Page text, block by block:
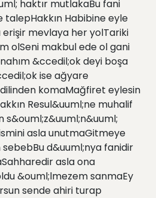
haktır mutlakaBu fani
talepHakkın Habibine eyle
erişir mevlaya her yolTariki
olSeni makbul ede ol gani
&ccedil;ok deyi boşa
ise ağyare
komaMağfiret eylesin
Resul&uuml;ne muhalif
s&ouml;z&uuml;n&uuml;
asla unutmaGitmeye
d&uuml;nya fanidir
asla ona
&ouml;lmezem sanmaEy
sende ahiri turap